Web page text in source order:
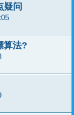
疑问
算法?